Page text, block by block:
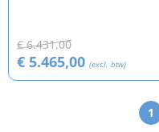
€ 6.431,00
€ 5.465,00 (excl. btw)
1